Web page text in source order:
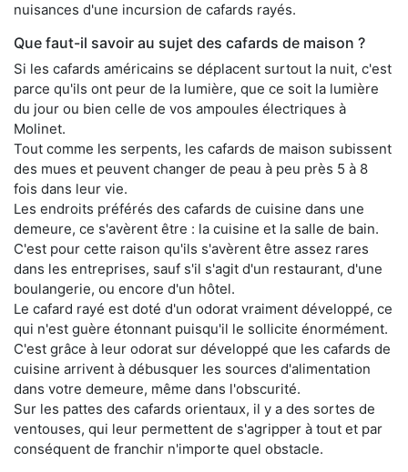
nuisances d'une incursion de cafards rayés.
Que faut-il savoir au sujet des cafards de maison ?
Si les cafards américains se déplacent surtout la nuit, c'est
parce qu'ils ont peur de la lumière, que ce soit la lumière
du jour ou bien celle de vos ampoules électriques à
Molinet.
Tout comme les serpents, les cafards de maison subissent
des mues et peuvent changer de peau à peu près 5 à 8
fois dans leur vie.
Les endroits préférés des cafards de cuisine dans une
demeure, ce s'avèrent être : la cuisine et la salle de bain.
C'est pour cette raison qu'ils s'avèrent être assez rares
dans les entreprises, sauf s'il s'agit d'un restaurant, d'une
boulangerie, ou encore d'un hôtel.
Le cafard rayé est doté d'un odorat vraiment développé, ce
qui n'est guère étonnant puisqu'il le sollicite énormément.
C'est grâce à leur odorat sur développé que les cafards de
cuisine arrivent à débusquer les sources d'alimentation
dans votre demeure, même dans l'obscurité.
Sur les pattes des cafards orientaux, il y a des sortes de
ventouses, qui leur permettent de s'agripper à tout et par
conséquent de franchir n'importe quel obstacle.